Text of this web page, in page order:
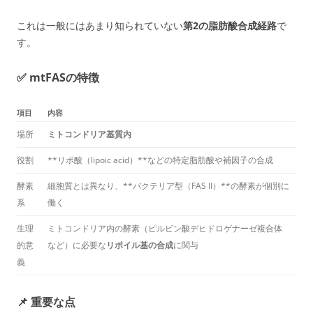
これは一般にはあまり知られていない第2の脂肪酸合成経路で
す。
✅ mtFASの特徴
項目 内容
場所 ミトコンドリア基質内
役割 **リポ酸（lipoic acid）**などの特定脂肪酸や補因子の合成
酵素
系
細胞質とは異なり、**バクテリア型（FAS II）**の酵素が個別に
働く
生理
的意
義
ミトコンドリア内の酵素（ピルビン酸デヒドロゲナーゼ複合体
など）に必要なリポイル基の合成に関与
📌 重要な点